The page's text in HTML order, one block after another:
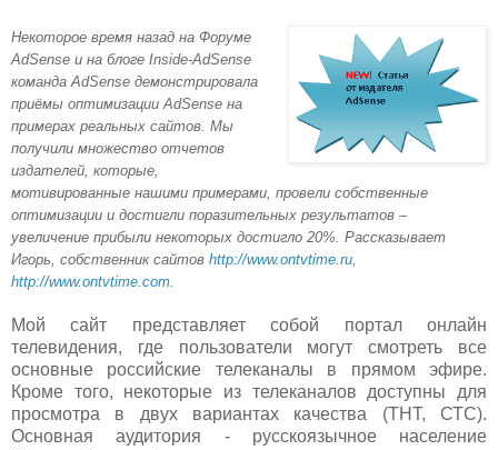
Некоторое время назад на Форуме
AdSense и на блоге Inside-AdSense
команда AdSense демонстрировала
приёмы оптимизации AdSense на
примерах реальных сайтов. Мы
получили множество отчетов
издателей, которые,
мотивированные нашими примерами, провели собственные
оптимизации и достигли поразительных результатов –
увеличение прибыли некоторых достигло 20%. Рассказывает
Игорь, собственник сайтов http://www.ontvtime.ru,
http://www.ontvtime.com.
Мой сайт представляет собой портал онлайн
телевидения, где пользователи могут смотреть все
основные российские телеканалы в прямом эфире.
Кроме того, некоторые из телеканалов доступны для
просмотра в двух вариантах качества (ТНТ, СТС).
Основная аудитория - русскоязычное население